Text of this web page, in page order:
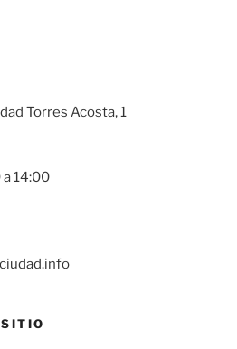
Torres Acosta, 1
a 14:00